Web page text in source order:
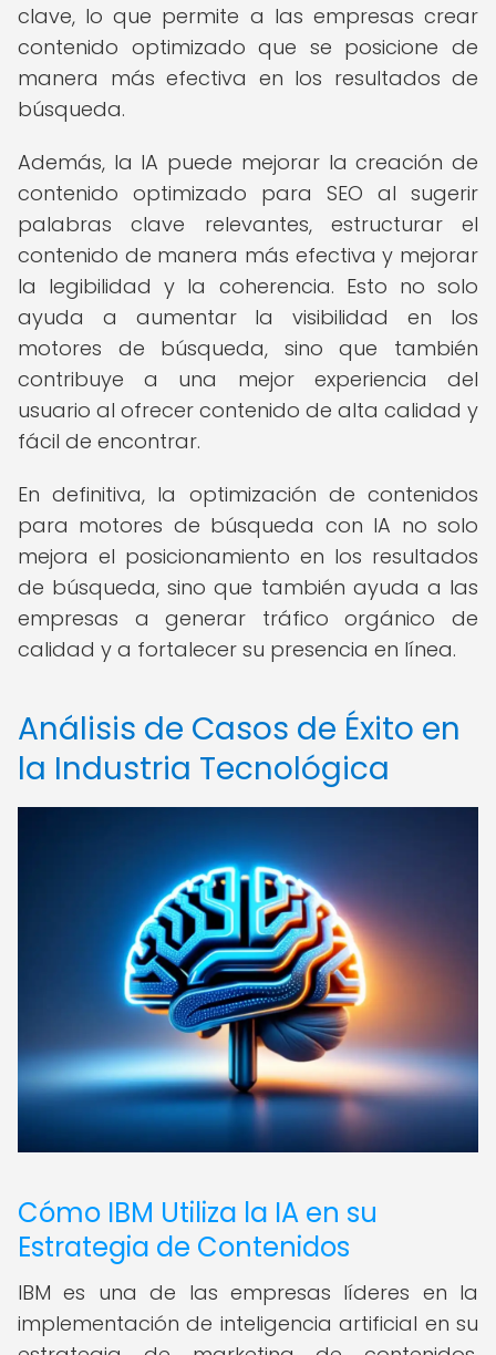
clave, lo que permite a las empresas crear
contenido optimizado que se posicione de
manera más efectiva en los resultados de
búsqueda.
Además, la IA puede mejorar la creación de
contenido optimizado para SEO al sugerir
palabras clave relevantes, estructurar el
contenido de manera más efectiva y mejorar
la legibilidad y la coherencia. Esto no solo
ayuda a aumentar la visibilidad en los
motores de búsqueda, sino que también
contribuye a una mejor experiencia del
usuario al ofrecer contenido de alta calidad y
fácil de encontrar.
En definitiva, la optimización de contenidos
para motores de búsqueda con IA no solo
mejora el posicionamiento en los resultados
de búsqueda, sino que también ayuda a las
empresas a generar tráfico orgánico de
calidad y a fortalecer su presencia en línea.
Análisis de Casos de Éxito en
la Industria Tecnológica
Cómo IBM Utiliza la IA en su
Estrategia de Contenidos
IBM es una de las empresas líderes en la
implementación de inteligencia artificial en su